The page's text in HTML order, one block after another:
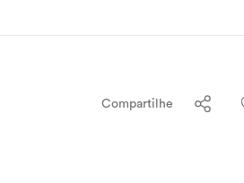
Compartilhe